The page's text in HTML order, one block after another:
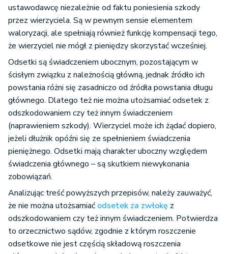
ustawodawcę niezależnie od faktu poniesienia szkody
przez wierzyciela. Są w pewnym sensie elementem
waloryzacji, ale spełniają również funkcję kompensacji tego,
że wierzyciel nie mógł z pieniędzy skorzystać wcześniej.
Odsetki są świadczeniem ubocznym, pozostającym w
ścisłym związku z należnością główną, jednak źródło ich
powstania różni się zasadniczo od źródła powstania długu
głównego. Dlatego też nie można utożsamiać odsetek z
odszkodowaniem czy też innym świadczeniem
(naprawieniem szkody). Wierzyciel może ich żądać dopiero,
jeżeli dłużnik opóźni się ze spełnieniem świadczenia
pieniężnego. Odsetki mają charakter uboczny względem
świadczenia głównego – są skutkiem niewykonania
zobowiązań.
Analizując treść powyższych przepisów, należy zauważyć,
że nie można utożsamiać odsetek za zwłokę z
odszkodowaniem czy też innym świadczeniem. Potwierdza
to orzecznictwo sądów, zgodnie z którym roszczenie
odsetkowe nie jest częścią składową roszczenia